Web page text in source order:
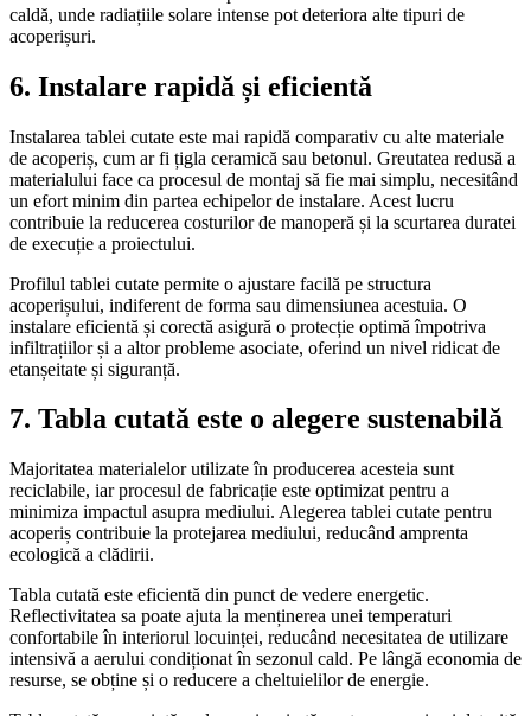
caldă, unde radiațiile solare intense pot deteriora alte tipuri de
acoperișuri.
6. Instalare rapidă și eficientă
Instalarea tablei cutate este mai rapidă comparativ cu alte materiale
de acoperiș, cum ar fi țigla ceramică sau betonul. Greutatea redusă a
materialului face ca procesul de montaj să fie mai simplu, necesitând
un efort minim din partea echipelor de instalare. Acest lucru
contribuie la reducerea costurilor de manoperă și la scurtarea duratei
de execuție a proiectului.
Profilul tablei cutate permite o ajustare facilă pe structura
acoperișului, indiferent de forma sau dimensiunea acestuia. O
instalare eficientă și corectă asigură o protecție optimă împotriva
infiltrațiilor și a altor probleme asociate, oferind un nivel ridicat de
etanșeitate și siguranță.
7. Tabla cutată este o alegere sustenabilă
Majoritatea materialelor utilizate în producerea acesteia sunt
reciclabile, iar procesul de fabricație este optimizat pentru a
minimiza impactul asupra mediului. Alegerea tablei cutate pentru
acoperiș contribuie la protejarea mediului, reducând amprenta
ecologică a clădirii.
Tabla cutată este eficientă din punct de vedere energetic.
Reflectivitatea sa poate ajuta la menținerea unei temperaturi
confortabile în interiorul locuinței, reducând necesitatea de utilizare
intensivă a aerului condiționat în sezonul cald. Pe lângă economia de
resurse, se obține și o reducere a cheltuielilor de energie.